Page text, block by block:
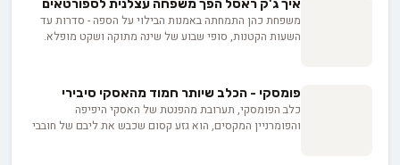
אלינו למדריך שיחסוך לכם טעויות ויעניק לשיצו שלכם חיים
מאושרים בישראל.
איך ג'ק ראסל הפך משפחה עצלנית לספורטאים
משפחת כהן התמחתה באמנות הבילוי על הספה - סדרות עד
השעות הקטנות, סופי שבוע של שינה מתוקה ושקט מופלא.
וחמוד יכול להפוך אותם לספורטאים?
פומסקי - הכלב שיותר חמוד מהאסקי סיבירי
כלב הפומסקי, תערובת מהפנטת של האסקי היפיפה
והפומרניין המקסים, הוא גזע קסום שכבש את ליבם של חובבי